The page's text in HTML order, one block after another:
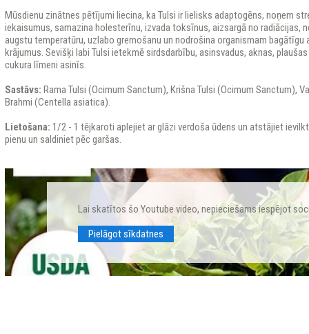
Mūsdienu zinātnes pētījumi liecina, ka Tulsi ir lielisks adaptogēns, noņem
iekaisumus, samazina holesterīnu, izvada toksīnus, aizsargā no radiācijas,
augstu temperatūru, uzlabo gremošanu un nodrošina organismam
krājumus. Sevišķi labi Tulsi ietekmē sirdsdarbību, asinsvadus, aknas,
cukura līmeni asinīs.
Sastāvs: Rama Tulsi (Ocimum Sanctum), Krišna Tulsi (Ocimum Sanctum),
Brahmi (Centella asiatica).
Lietošana: 1/2 - 1 tējkaroti aplejiet ar glāzi verdoša ūdens un atstājiet
pienu un saldiniet pēc garšas.
Lai skatītos šo Youtube video, nepieciešams iespējot
Pielāgot sīkdatnes